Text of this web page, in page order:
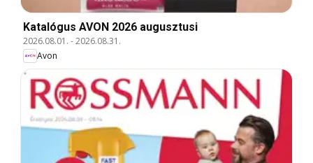
Katalógus AVON 2026 augusztusi
2026.08.01. -2026.08.31.
Avon